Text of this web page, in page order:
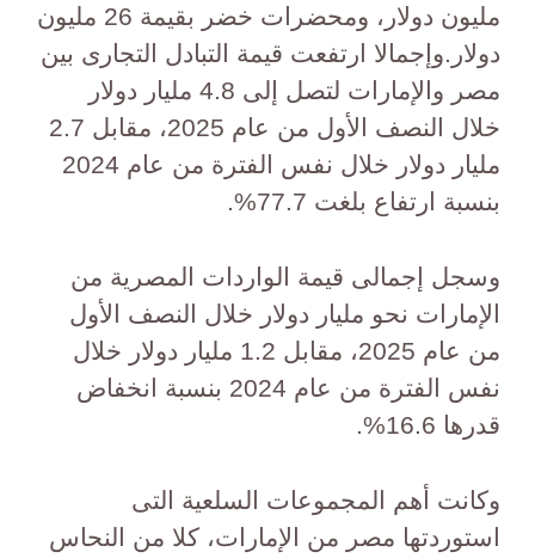
مليون دولار، ومحضرات خضر بقيمة 26 مليون
دولار.وإجمالا ارتفعت قيمة التبادل التجارى بين
مصر والإمارات لتصل إلى 4.8 مليار دولار
خلال النصف الأول من عام 2025، مقابل 2.7
مليار دولار خلال نفس الفترة من عام 2024
بنسبة ارتفاع بلغت 77.7%.
وسجل إجمالى قيمة الواردات المصرية من
الإمارات نحو مليار دولار خلال النصف الأول
من عام 2025، مقابل 1.2 مليار دولار خلال
نفس الفترة من عام 2024 بنسبة انخفاض
قدرها 16.6%.
وكانت أهم المجموعات السلعية التى
استوردتها مصر من الإمارات، كلا من النحاس